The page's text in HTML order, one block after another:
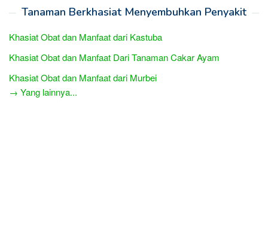
Tanaman Berkhasiat Menyembuhkan Penyakit
Khasiat Obat dan Manfaat dari Kastuba
Khasiat Obat dan Manfaat Dari Tanaman Cakar Ayam
Khasiat Obat dan Manfaat dari Murbei
→ Yang lainnya...